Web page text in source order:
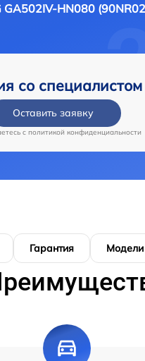
GA502IV-HN080
со специалистом
Оставить заявку
c политикой конфиденциальности
Гарантия Модели